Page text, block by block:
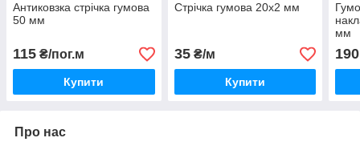
Антиковзка стрічка гумова
50 мм
115 ₴/пог.м
Купити
Стрічка гумова 20х2 мм
35₴/м
Купити
мм
190
Про нас